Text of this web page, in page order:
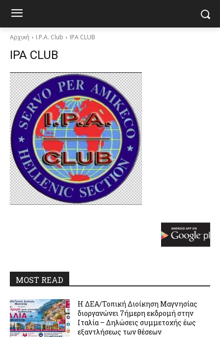
Αρχική I.P.A. Club IPA CLUB
IPA CLUB
MOST READ
Η ΔΕΑ/Τοπική Διοίκηση Μαγνησίας
διοργανώνει 7ήμερη εκδρομή στην
Ιταλία – Δηλώσεις συμμετοχής έως
εξαντλήσεως των θέσεων